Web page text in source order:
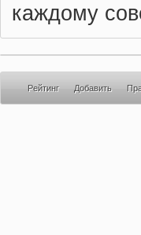
каждому
Рейтинг Добавить